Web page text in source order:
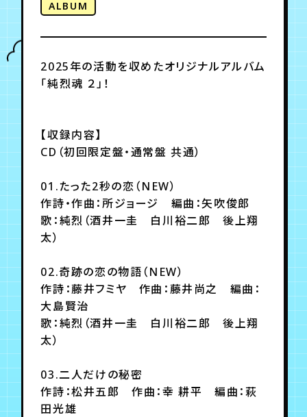
月会員制ファンクラブ
会員登録 ログイン
ALBUM
2025年の活動を収めたオリジナルアルバム
「純烈魂 ２」！
【収録内容】
CD（初回限定盤・通常盤 共通）
01.たった2秒の恋（NEW）
作詩・作曲：所ジョージ 編曲：矢吹俊郎
歌：純烈（酒井一圭 白川裕二郎 後上翔
太）
02.奇跡の恋の物語（NEW）
作詩：藤井フミヤ 作曲：藤井尚之 編曲：
大島賢治
歌：純烈（酒井一圭 白川裕二郎 後上翔
太）
03.二人だけの秘密
作詩：松井五郎 作曲：幸 耕平 編曲：萩
田光雄